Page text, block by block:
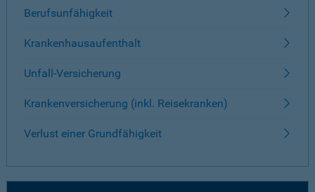
Berufsunfähigkeit
Krankenhausaufenthalt
Unfall-Versicherung
Krankenversicherung (inkl. Reisekranken)
Verlust einer Grundfähigkeit